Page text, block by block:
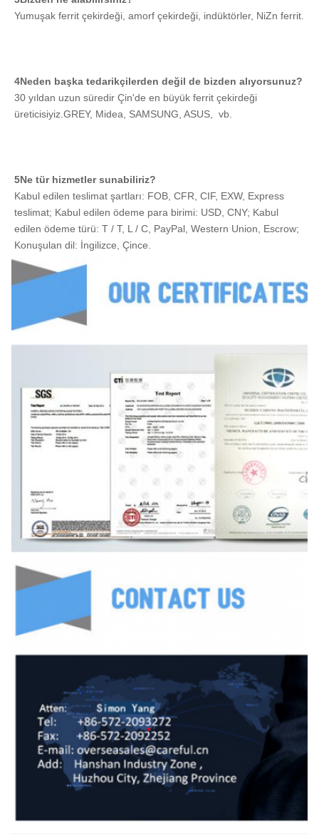
64×10,5×56×12-2.5 64±0.9
115×25×50×90-25 115±1.4 25±0.5
170×91×130×18.5-51 170±2
Yumuşak ferrit çekirdeği, amorf çekirdeği, indüktörler, NiZn ferrit.
4Neden başka tedarikçilerden değil de bizden alıyorsunuz?
30 yıldan uzun süredir Çin'de en büyük ferrit çekirdeği
üreticisiyiz.GREY, Midea, SAMSUNG, ASUS,  vb.
5Ne tür hizmetler sunabiliriz?
Kabul edilen teslimat şartları: FOB, CFR, CIF, EXW, Express
teslimat; Kabul edilen ödeme para birimi: USD, CNY; Kabul
edilen ödeme türü: T / T, L / C, PayPal, Western Union, Escrow;
Konuşulan dil: İngilizce, Çince.